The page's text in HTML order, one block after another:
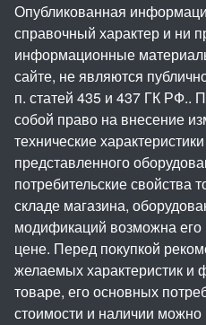
Опубликованная
справочный характер и ни
информационные
сайте, не являются
п. статей 435 и 437 ГК РФ..
собой право на внесение
технические
представленного
потребительские свойства
складе магазина,
модификаций возможна
цене. Перед покупкой
желаемых характеристик
товаре, его основных
стоимости и наличии